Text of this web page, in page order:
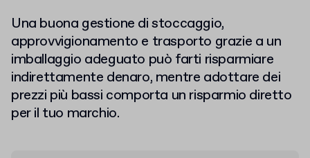
Una buona gestione di stoccaggio,
approvvigionamento e trasporto grazie a un
imballaggio adeguato può farti risparmiare
indirettamente denaro, mentre adottare dei
prezzi più bassi comporta un risparmio diretto
per il tuo marchio.